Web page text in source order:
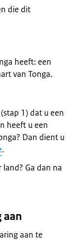
die dit
heeft: een
van Tonga.
1) dat u een
heeft u een
Dan dient u
.
Ga dan na
aan
aan te